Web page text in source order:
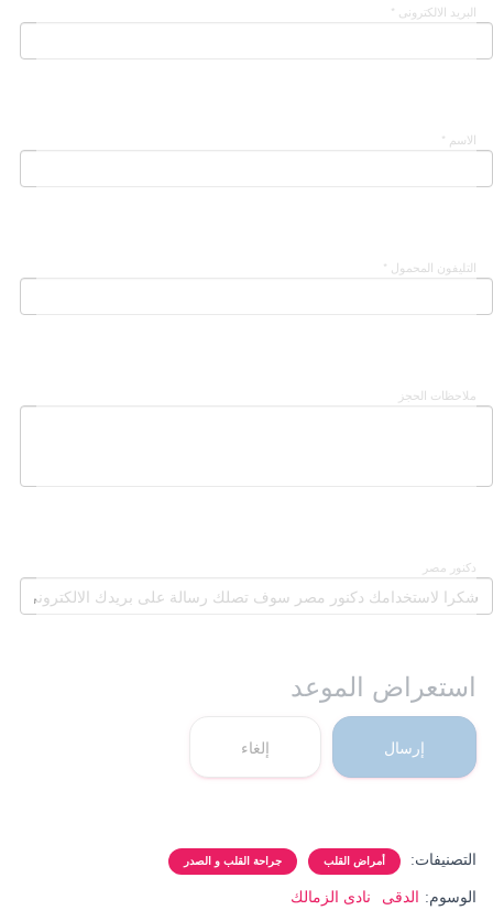
البريد الالكترونى *
الاسم *
التليفون المحمول *
ملاحظات الحجز
دكنور مصر
استعراض الموعد
إرسال إلغاء
التصنيفات: أمراض القلب جراحة القلب و الصدر
الوسوم: الدقى نادى الزمالك